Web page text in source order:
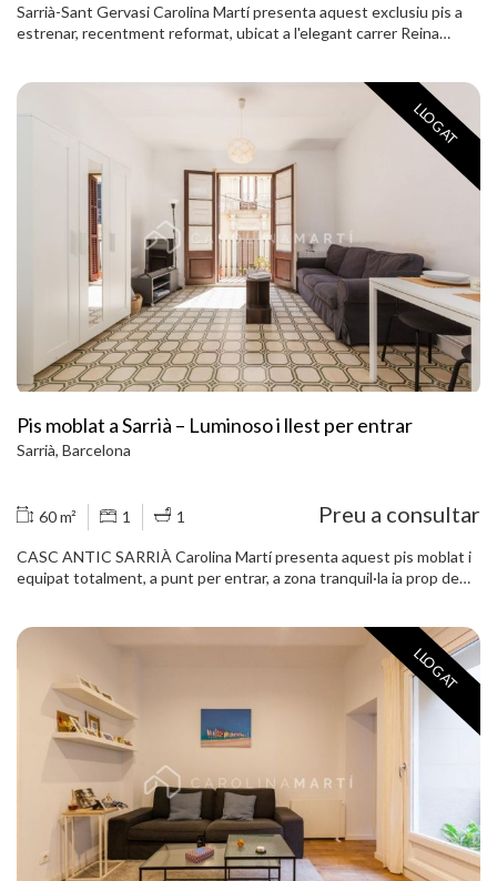
Sarrià-Sant Gervasi Carolina Martí presenta aquest exclusiu pis a
estrenar, recentment reformat, ubicat a l'elegant carrer Reina
en suite, a més d'un lavabo de cortesia i un despatx. El saló lluminós
s'integra amb la cuina-menjador d'estil americà, creant un espai
acabats d´alta qualitat, cuidant cada detall per oferir el màxim
seva bellesa, ja que la reforma està a la fase final, el pis quedarà
impecable i llest per entrar a viure. No perdis l'oportunitat: truca ara
per agendar la teva visita.
LLOGAT
Pis moblat a Sarrià – Luminoso i llest per entrar
Sarrià, Barcelona
60 m² 1 1 Preu a consultar
CASC ANTIC SARRIÀ Carolina Martí presenta aquest pis moblat i
equipat totalment, a punt per entrar, a zona tranquil·la ia prop de
amb vistes clares i un bany complet. A més del saló-menjador, i una
real i en una finca típica de la zona. Truqueu i agendeu una visita.
FOTOS ANTIGUES però es lliurarà amb mobiliari nou a estrenar.
LLOGAT